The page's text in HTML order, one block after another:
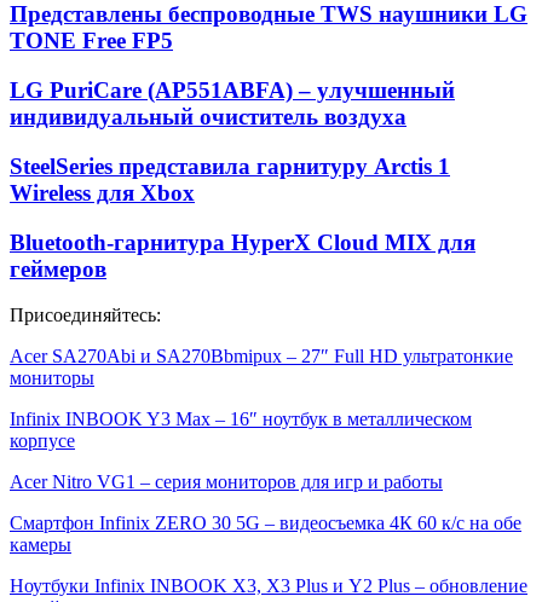
Представлены беспроводные TWS наушники LG
TONE Free FP5
LG PuriCare (AP551ABFA) – улучшенный
индивидуальный очиститель воздуха
SteelSeries представила гарнитуру Arctis 1
Wireless для Xbox
Bluetooth-гарнитура HyperX Cloud MIX для
геймеров
Присоединяйтесь:
Acer SA270Abi и SA270Bbmipux – 27″ Full HD ультратонкие
мониторы
Infinix INBOOK Y3 Max – 16″ ноутбук в металлическом
корпусе
Acer Nitro VG1 – серия мониторов для игр и работы
Смартфон Infinix ZERO 30 5G – видеосъемка 4К 60 к/с на обе
камеры
Ноутбуки Infinix INBOOK X3, X3 Plus и Y2 Plus – обновление